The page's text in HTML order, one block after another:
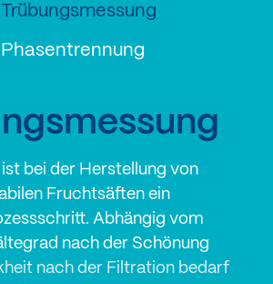
Trübungsmessung
Phasentrennung
bei der Herstellung von
Fruchtsäften ein
Abhängig vom
nach der Schönung
nach der Filtration bedarf